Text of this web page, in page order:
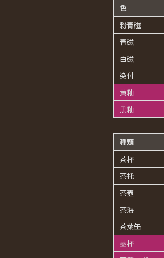
色
粉青磁
青磁
白磁
染付
黄釉
黒釉
種類
茶杯
茶托
茶壺
茶海
茶葉缶
蓋杯